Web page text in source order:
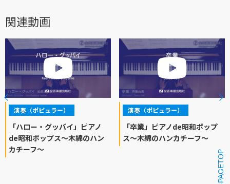
関連動画
演奏（ポピュラー）
「ハロー・グッバイ」ピアノ
de昭和ポップス～木綿のハン
カチーフ～
演奏（ポピュラー）
「卒業」ピアノde昭和ポップ
ス～木綿のハンカチーフ～
PAGETOP